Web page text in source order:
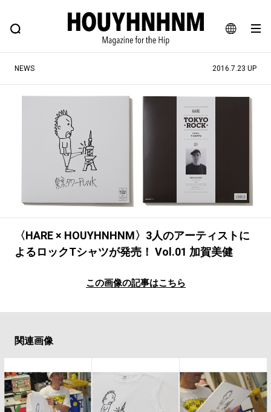
JA
EN
FEATURE BLOG SNAP
ヒップなファッション、カルチャー、ライフスタイルWEBマガジン
#注目のタグ
#SHOPPING ADDICT
#ESSENTIAL DESIGNS #古着サミット
#NEW VINTAGE #マイナーグッド図鑑
#MONTHLY JOURNAL
#Commune H #FOCUS IT #AH.H
#ととけん #FASHION #MUSIC #MOVIE
#HANDSOME HANDBOOK
NEWS 2016.7.23 UP
〈HARE × HOUYHNHNM〉3人のアーティストに
よるロックTシャツが発売！ Vol.01 加賀美健
この画像の記事はこちら
関連画像